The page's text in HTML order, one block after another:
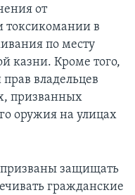
от
токсикомании в
по месту
казни. Кроме того,
владельцев
призванных
оружия на улицах
защищать
гражданские